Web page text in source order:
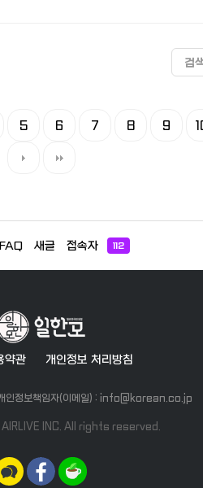
검
5 6 7 8 9
FAQ 새글 접속자 112
약관 개인정보 처리방침
인정보책임자(이메일) : info@korean.co.jp
INC. All rights reserved.